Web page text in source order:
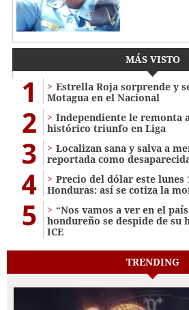
MÁS VISTO
1
Estrella Roja sorprende y
Motagua en el Nacional
2
Independiente le remonta
histórico triunfo en Liga
3
Localizan sana y salva a
reportada como
4
Precio del dólar este lunes
Honduras: así se cotiza la
5
“Nos vamos a ver en el
hondureño se despide de su
ICE
TRENDING